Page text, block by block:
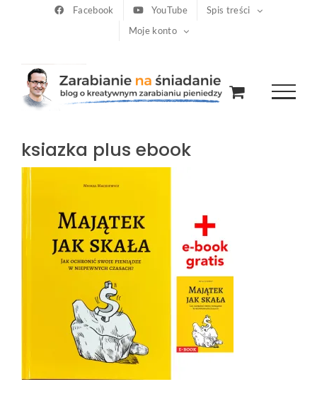
Facebook YouTube
Spis treści
Moje konto
ksiazka plus ebook